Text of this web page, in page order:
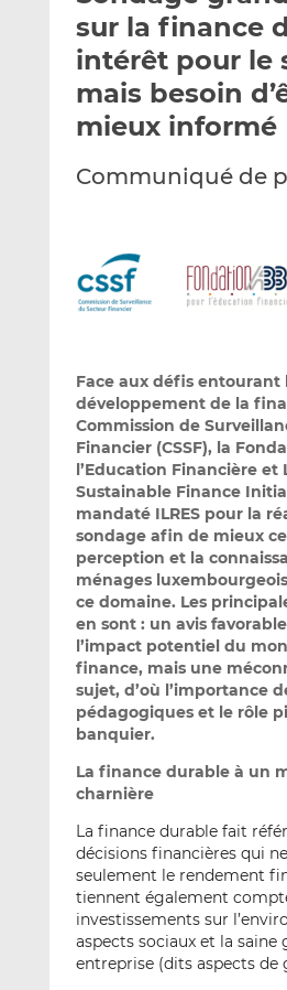
e
r
a
r
m
g
e
s
u
L
e
d
g
e
r
s
u
F
b
o
sur la finance
intérêt pour le
mais besoin
mieux informé
Communiqué de
Face aux défis entourant
développement de la
Commission de
Financier (CSSF), la
l’Education Financière
Sustainable Finance
mandaté ILRES pour la
sondage afin de mieux
perception et la
ménages
ce domaine. Les
en sont : un avis
l’impact potentiel du
finance, mais une
sujet, d’où l’importance
pédagogiques et le rôle
banquier.
La finance durable à un
charnière
La finance durable fait
décisions financières qui
seulement le rendement
tiennent également
investissements sur
aspects sociaux et la saine
entreprise (dits aspects de